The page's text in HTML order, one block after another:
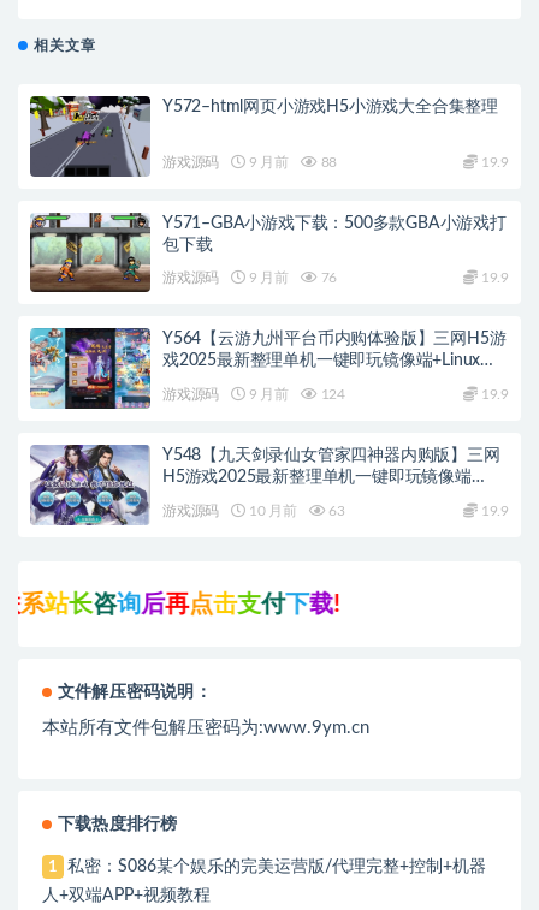
相关文章
Y572–html网页小游戏H5小游戏大全合集整理
游戏源码 9 月前 88 19.9
Y571–GBA小游戏下载：500多款GBA小游戏打
包下载
游戏源码 9 月前 76 19.9
Y564【云游九州平台币内购体验版】三网H5游
戏2025最新整理单机一键即玩镜像端+Linux手
游戏源码 9 月前 124 19.9
Y548【九天剑录仙女管家四神器内购版】三网
H5游戏2025最新整理单机一键即玩镜像端
+Linux手工服务端+管理后台+GM授权后台+教
程
游戏源码 10 月前 63 19.9
长咨询后再点击支付下载!
文件解压密码说明：
本站所有文件包解压密码为:www.9ym.cn
下载热度排行榜
1
私密：S086某个娱乐的完美运营版/代理完整+控制+机器
人+双端APP+视频教程